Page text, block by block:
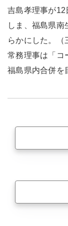
吉島孝理事が12
しま、福島県南
らかにした。（
常務理事は「コ
福島県内合併を